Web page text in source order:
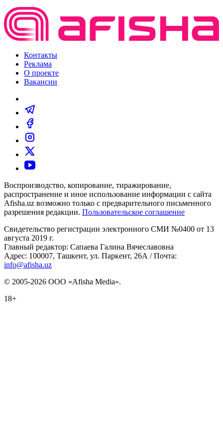
Контакты
Реклама
О проекте
Вакансии
Воспроизводство, копирование, тиражирование,
распространение и иное использование информации с сайта
Afisha.uz возможно только с предварительного письменного
разрешения редакции. Пользовательское соглашение
Свидетельство регистрации электронного СМИ №0400 от 13
августа 2019 г.
Главный редактор: Сапаева Галина Вячеславовна
Адрес: 100007, Ташкент, ул. Паркент, 26А / Почта:
info@afisha.uz
© 2005-2026 ООО «Afisha Media».
18+